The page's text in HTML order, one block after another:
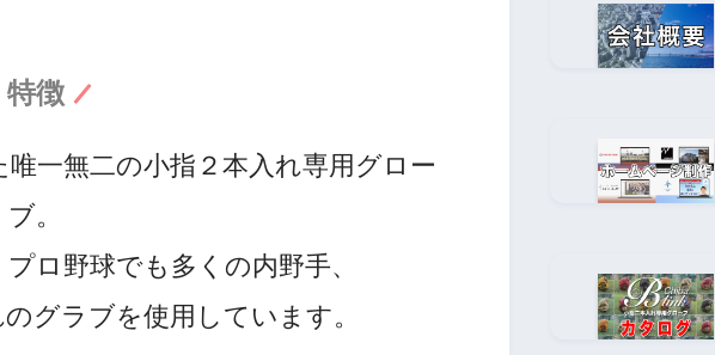
特徴
一無二の小指２本入れ専用グロー
ブ。
ロ野球でも多くの内野手、
グラブを使用しています。